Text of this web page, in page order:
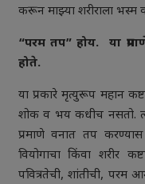
करून माझ्या शरीराला भस्म
“परम तप” होय. या
होते.
या प्रकारे मृत्युरूप महान
शोक व भय कधीच नसतो.
प्रमाणे वनात तप करण्यास
वियोगाचा किंवा शरीर
पवित्रतेची, शांतीची, परम